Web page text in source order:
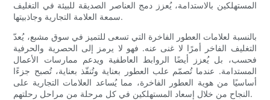
المستهلكين بالاستدامة، يُعزز دمج العناصر الصديقة للبيئة في التغليف
سمعة العلامة التجارية وجاذبيتها.
بالنسبة لعلامات العطور الفاخرة التي تسعى للتميز في سوق مشبع، يُعدّ
التغليف الفاخر أمرًا لا غنى عنه. فهو لا يرمز إلى الحصرية والحرفية
فحسب، بل يُعزز أيضًا الروابط العاطفية ويدعم ممارسات الأعمال
المستدامة. عندما تُصمّم علب العطور بعناية وتُنفّذ بعناية، تُصبح جزءًا
أساسيًا من هوية العطور الفاخرة، مما يُساعد العلامات التجارية على
النجاح من خلال إسعاد المستهلكين في كل مرحلة من مراحل رحلتهم.